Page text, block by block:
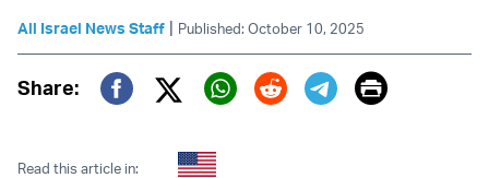
All Israel News Staff | Published: October 10, 2025
Share:
Twitter (X)
Print
Read this article in: